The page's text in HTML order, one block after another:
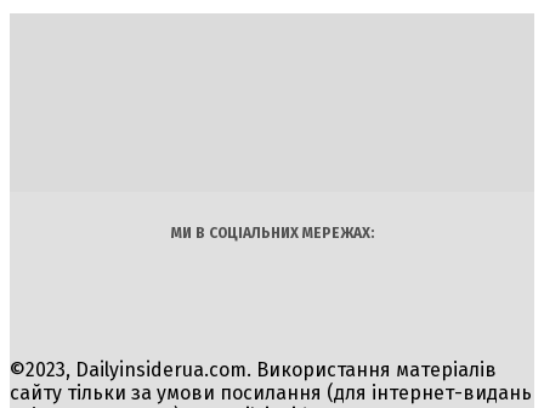
МИ В СОЦІАЛЬНИХ МЕРЕЖАХ:
©2023, Dailyinsiderua.com. Використання матеріалів
сайту тільки за умови посилання (для інтернет-видань